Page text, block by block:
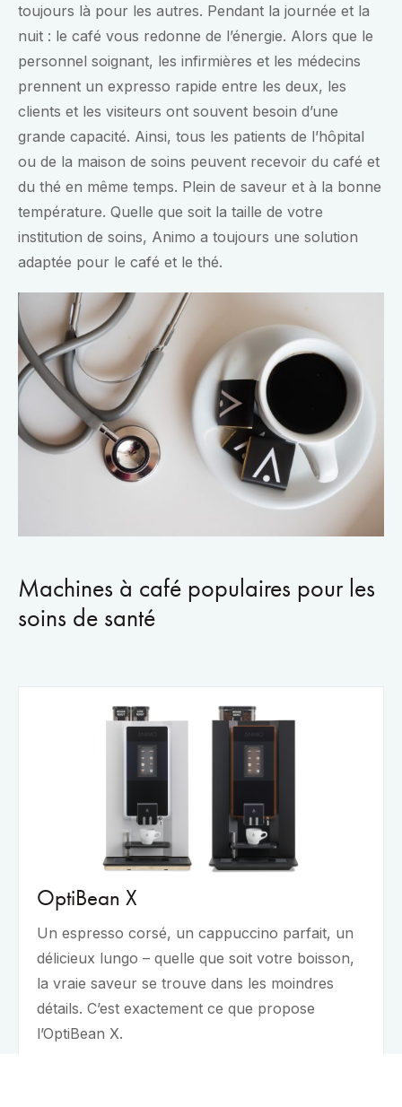
toujours là pour les autres. Pendant la journée et la
nuit : le café vous redonne de l’énergie. Alors que le
personnel soignant, les infirmières et les médecins
prennent un expresso rapide entre les deux, les
clients et les visiteurs ont souvent besoin d’une
grande capacité. Ainsi, tous les patients de l’hôpital
ou de la maison de soins peuvent recevoir du café et
du thé en même temps. Plein de saveur et à la bonne
température. Quelle que soit la taille de votre
institution de soins, Animo a toujours une solution
adaptée pour le café et le thé.
Machines à café populaires pour les
soins de santé
OptiBean X
Un espresso corsé, un cappuccino parfait, un
délicieux lungo – quelle que soit votre boisson,
la vraie saveur se trouve dans les moindres
détails. C’est exactement ce que propose
l’OptiBean X.